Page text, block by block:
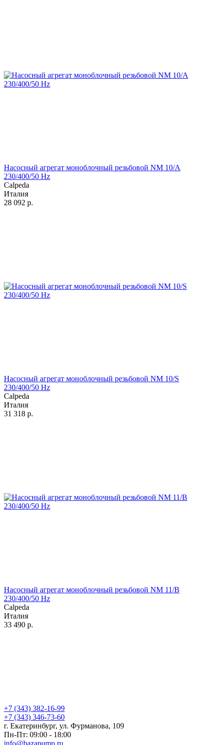
Насосный агрегат моноблочный резьбовой NM 10/A
230/400/50 Hz
Calpeda
Италия
28 092 р.
Насосный агрегат моноблочный резьбовой NM 10/S
230/400/50 Hz
Calpeda
Италия
31 318 р.
Насосный агрегат моноблочный резьбовой NM 11/B
230/400/50 Hz
Calpeda
Италия
33 490 р.
+7 (343) 382-16-99
+7 (343) 346-73-‬60
г. Екатеринбург, ул. Фурманова, 109
Пн-Пт: 09:00 - 18:00
info@bazapump.ru